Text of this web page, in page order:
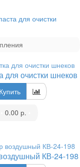
для очистки
для очистки шнеков
Купить
0.00 р.
КВ-24-198